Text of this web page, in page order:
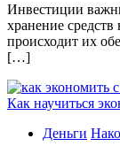
Инвестиции
хранение
происходит их
[…]
Как научиться
Деньги